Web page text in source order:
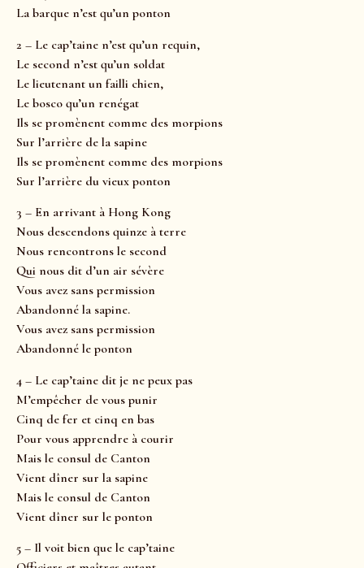
La barque n’est qu’un ponton
2 – Le cap’taine n’est qu’un requin,
Le second n’est qu’un soldat
Le lieutenant un failli chien,
Le bosco qu’un renégat
Ils se promènent comme des morpions
Sur l’arrière de la sapine
Ils se promènent comme des morpions
Sur l’arrière du vieux ponton
3 – En arrivant à Hong Kong
Nous descendons quinze à terre
Nous rencontrons le second
Qui nous dit d’un air sévère
Vous avez sans permission
Abandonné la sapine.
Vous avez sans permission
Abandonné le ponton
4 – Le cap’taine dit je ne peux pas
M’empêcher de vous punir
Cinq de fer et cinq en bas
Pour vous apprendre à courir
Mais le consul de Canton
Vient dîner sur la sapine
Mais le consul de Canton
Vient dîner sur le ponton
5 – Il voit bien que le cap’taine